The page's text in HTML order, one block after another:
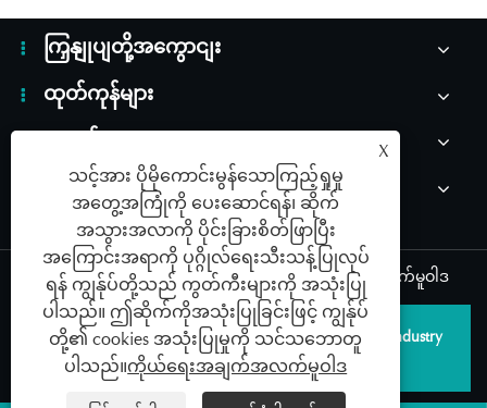
ကြှနျုပျတို့အကွောငျး
ထုတ်ကုန်များ
ကြှနျုပျတို့ကိုဆကျသှယျရနျ
Links | Sitemap | RSS | XML | ကိုယ်ရေးအချက်အလက်မူဝါဒ
မူပိုင်ခွင့် © 2026 Qingdao SAILDAR Medical Device Industry
Development Co., Ltd. All rights reserved.
X
သင့်အား ပိုမိုကောင်းမွန်သောကြည့်ရှုမှု
အတွေ့အကြုံကို ပေးဆောင်ရန်၊ ဆိုက်
အသွားအလာကို ပိုင်းခြားစိတ်ဖြာပြီး
အကြောင်းအရာကို ပုဂ္ဂိုလ်ရေးသီးသန့်ပြုလုပ်
ရန် ကျွန်ုပ်တို့သည် ကွတ်ကီးများကို အသုံးပြု
ပါသည်။ ဤဆိုက်ကိုအသုံးပြုခြင်းဖြင့် ကျွန်ုပ်
တို့၏ cookies အသုံးပြုမှုကို သင်သဘောတူ
ပါသည်။ကိုယ်ရေးအချက်အလက်မူဝါဒ